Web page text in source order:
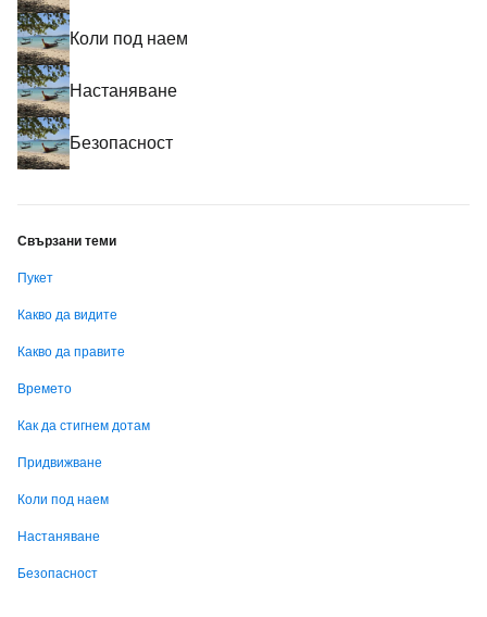
Коли под наем
Настаняване
Безопасност
Свързани теми
Пукет
Какво да видите
Какво да правите
Времето
Как да стигнем дотам
Придвижване
Коли под наем
Настаняване
Безопасност